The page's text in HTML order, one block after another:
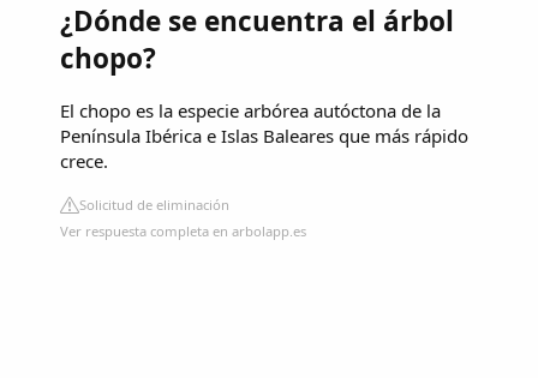
¿Dónde se encuentra el árbol
chopo?
El chopo es la especie arbórea autóctona de la
Península Ibérica e Islas Baleares que más rápido
crece.
Solicitud de eliminación
Ver respuesta completa en arbolapp.es